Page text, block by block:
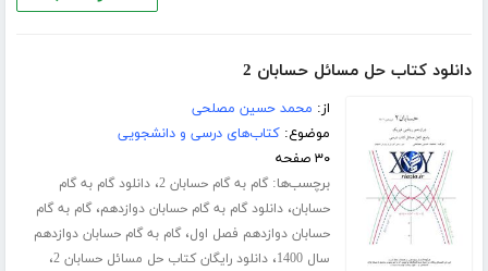
دانلود کتاب حل مسائل حسابان 2
از: محمد حسین مصلحی
موضوع:کتاب‌های درسی و دانشجویی
۳۰ صفحه
برچسب‌ها:گام به گام حسابان 2 ،دانلود گام به گام
حسابان،دانلود گام به گام حسابان دوازدهم،گام به گام
حسابان دوازدهم فصل اول،گام به گام حسابان دوازدهم
سال 1400
،دانلود رایگان کتاب حل مسائل حسابان 2 ،